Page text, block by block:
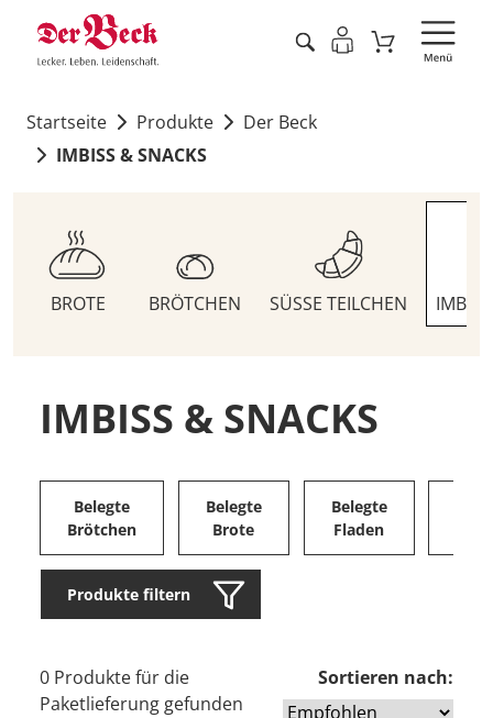
Startseite Produkte
Der Beck
IMBISS & SNACKS
BROTE BRÖTCHEN SÜSSE TEILCHEN
IMBISS & SNACKS
Belegte
Brötchen
Belegte
Brote
Belegte
Fladen
Produkte filtern
0 Produkte für die
Paketlieferung gefunden
Sortieren nach: